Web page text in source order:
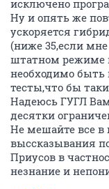
исключено
Ну и опять же
ускоряется
(ниже 35,если
штатном режиме
необходимо быть
тесты,что бы
Надеюсь ГУГЛ
десятки
Не мешайте все в
выссказывания
Приусов в
незнание и